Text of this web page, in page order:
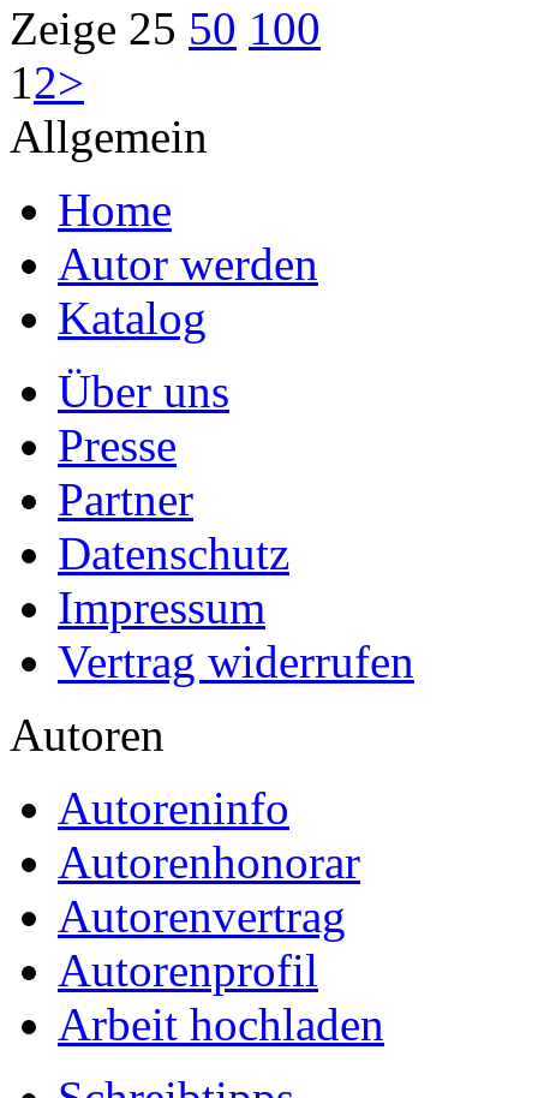
Zeige 25 50 100
12>
Allgemein
Home
Autor werden
Katalog
Über uns
Presse
Partner
Datenschutz
Impressum
Vertrag widerrufen
Autoren
Autoreninfo
Autorenhonorar
Autorenvertrag
Autorenprofil
Arbeit hochladen